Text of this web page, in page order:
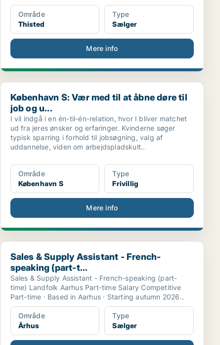
Område
Thisted
Type
Sælger
Mere info
København S: Vær med til at åbne døre til job og u...
København S: Vær med til at åbne døre til
job og u...
I vil indgå i en én-til-én-relation, hvor I bliver matchet
ud fra jeres ønsker og erfaringer. Kvinderne søger
typisk sparring i forhold til jobsøgning, valg af
uddannelse, viden om arbejdspladskult..
Område
København S
Type
Frivillig
Mere info
Sales & Supply Assistant - French-speaking (part-t...
Sales & Supply Assistant - French-
speaking (part-t...
Sales & Supply Assistant - French-speaking (part-
time) Landfolk Aarhus Part-time Salary Competitive
Part-time · Based in Aarhus · Starting autumn 2026..
Område
Århus
Type
Sælger